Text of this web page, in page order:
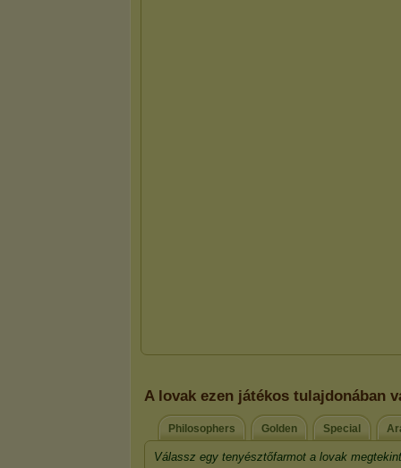
A lovak ezen játékos tulajdonában
Philosophers Golden Special
Válassz egy tenyésztőfarmot a lovak